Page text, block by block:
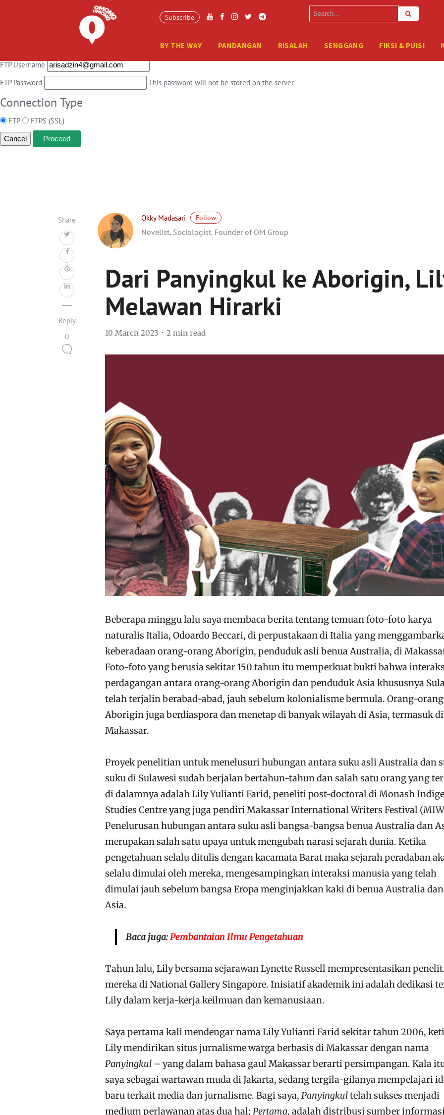
Connection Information
To perform the requested action, WordPress needs to access your web server. Please enter your FTP credentials to proceed. If you do not
FTP Username
FTP Password
This password will not be stored on the server.
Connection Type
FTP FTPS (SSL)
Cancel
Subscribe
BY THE WAY PANDANGAN RISALAH SENGGANG FIKSI & PUISI
Share
Reply
0
Okky Madasari Follow
Novelist, Sociologist, Founder of OM Group
Dari Panyingkul ke Aborigin,
Melawan Hirarki
10 March 2023 2 min read
Beberapa minggu lalu saya membaca berita tentang temuan foto-foto karya
naturalis Italia, Odoardo Beccari, di perpustakaan di Italia yang
keberadaan orang-orang Aborigin, penduduk asli benua Australia, di
Foto-foto yang berusia sekitar 150 tahun itu memperkuat bukti bahwa
perdagangan antara orang-orang Aborigin dan penduduk Asia khususnya
telah terjalin berabad-abad, jauh sebelum kolonialisme bermula. Orang-orang
Aborigin juga berdiaspora dan menetap di banyak wilayah di Asia, termasuk di
Makassar.
Proyek penelitian untuk menelusuri hubungan antara suku asli Australia dan
suku di Sulawesi sudah berjalan bertahun-tahun dan salah satu orang yang
di dalamnya adalah Lily Yulianti Farid, peneliti post-doctoral di Monash
Studies Centre yang juga pendiri Makassar International Writers Festival
Penelurusan hubungan antara suku asli bangsa-bangsa benua Australia dan
merupakan salah satu upaya untuk mengubah narasi sejarah dunia. Ketika
pengetahuan selalu ditulis dengan kacamata Barat maka sejarah peradaban
selalu dimulai oleh mereka, mengesampingkan interaksi manusia yang telah
dimulai jauh sebelum bangsa Eropa menginjakkan kaki di benua Australia dan
Asia.
Baca juga:Pembantaian Ilmu Pengetahuan
Tahun lalu, Lily bersama sejarawan Lynette Russell mempresentasikan
mereka di National Gallery Singapore. Inisiatif akademik ini adalah dedikasi
Lily dalam kerja-kerja keilmuan dan kemanusiaan.
Saya pertama kali mendengar nama Lily Yulianti Farid sekitar tahun 2006,
Lily mendirikan situs jurnalisme warga berbasis di Makassar dengan nama
Panyingkul – yang dalam bahasa gaul Makassar berarti persimpangan. Kala
saya sebagai wartawan muda di Jakarta, sedang tergila-gilanya mempelajari
baru terkait media dan jurnalisme. Bagi saya, Panyingkultelah sukses menjadi
medium perlawanan atas dua hal; Pertama, adalah distribusi sumber